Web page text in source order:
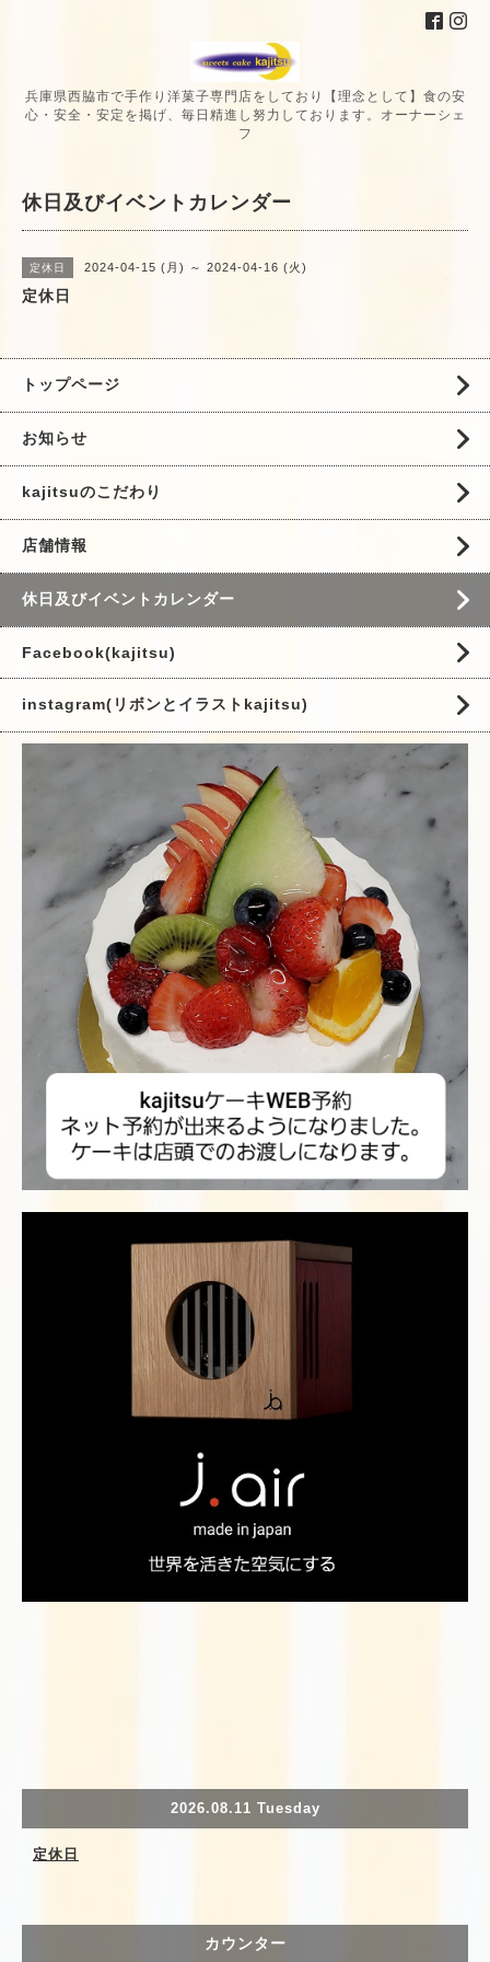
兵庫県西脇市で手作り洋菓子専門店をしており【理念として】食の安
心・安全・安定を掲げ、毎日精進し努力しております。オーナーシェ
フ
休日及びイベントカレンダー
定休日 2024-04-15 (月) ～ 2024-04-16 (火)
定休日
トップページ
お知らせ
kajitsuのこだわり
店舗情報
休日及びイベントカレンダー
Facebook(kajitsu)
instagram(リボンとイラストkajitsu)
2026.08.11 Tuesday
定休日
カウンター